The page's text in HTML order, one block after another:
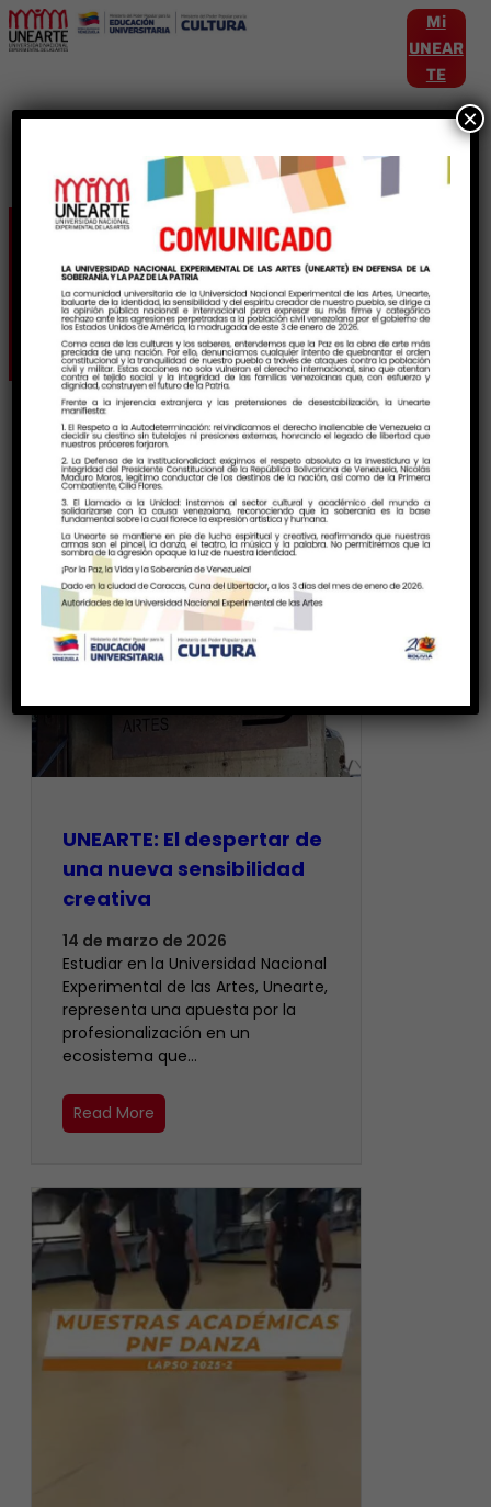
Mi
UNEAR
TE
Etiqueta:
EducacionParaLasArtes
UNEARTE: El despertar de
una nueva sensibilidad
creativa
14 de marzo de 2026
Estudiar en la Universidad Nacional
Experimental de las Artes, Unearte,
representa una apuesta por la
profesionalización en un
ecosistema que…
Read More
×